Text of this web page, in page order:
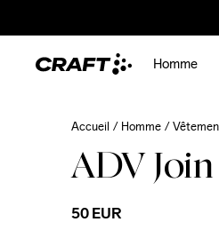
Homme
Accueil Homme
ADV
50 EUR